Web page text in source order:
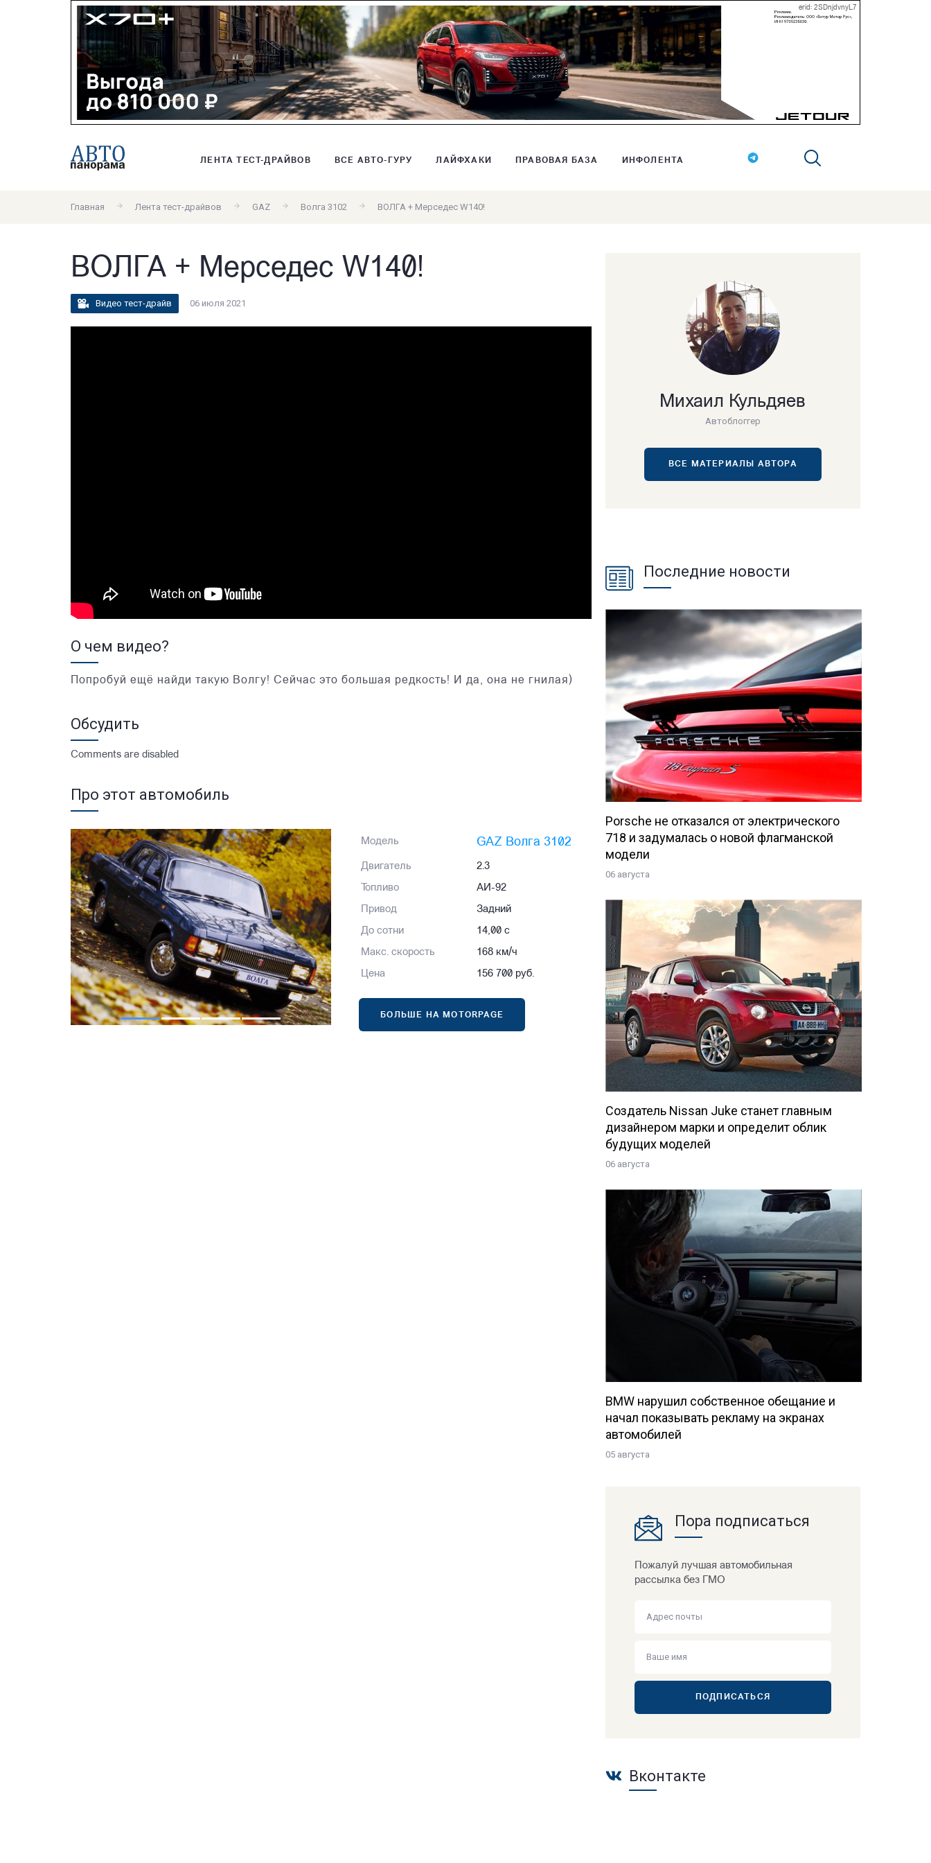
erid: 2SDnjdvnyL7
ЛЕНТА ТЕСТ-ДРАЙВОВ ВСЕ АВТО-ГУРУ ЛАЙФХАКИ ПРАВОВАЯ БАЗА ИНФОЛЕНТА
Главная Лента тест-драйвов GAZ Волга 3102 ВОЛГА + Мерседес W140!
ВОЛГА + Мерседес W140!
Видео тест-драйв 06 июля 2021
О чем видео?
Попробуй ещё найди такую Волгу! Сейчас это большая редкость! И да, она не гнилая)
Обсудить
Comments are disabled
Про этот автомобиль
Модель GAZ Волга 3102
Двигатель 2.3
Топливо АИ-92
Привод Задний
До сотни 14,00 с
Макс. скорость 168 км/ч
Цена 156 700 руб.
БОЛЬШЕ НА MOTORPAGE
Михаил Кульдяев
Автоблоггер
ВСЕ МАТЕРИАЛЫ АВТОРА
Последние новости
Porsche не отказался от электрического
718 и задумалась о новой флагманской
модели
06 августа
Создатель Nissan Juke станет главным
дизайнером марки и определит облик
будущих моделей
06 августа
BMW нарушил собственное обещание и
начал показывать рекламу на экранах
автомобилей
05 августа
Пора подписаться
Пожалуй лучшая автомобильная
рассылка без ГМО
ПОДПИСАТЬСЯ
Вконтакте